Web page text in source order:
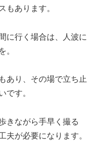
もあります。
に行く場合は、人波に
。
あり、その場で立ち止
です。
きながら手早く撮る
夫が必要になります。